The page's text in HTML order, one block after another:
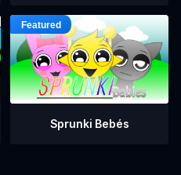
Sprunki Bebés